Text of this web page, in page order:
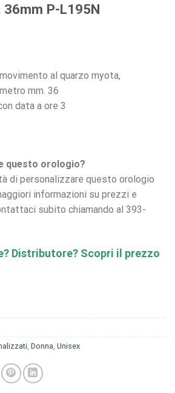
P-L195N
al quarzo myota,
mm. 36
data a ore 3
questo orologio?
di personalizzare questo orologio
informazioni su prezzi e
subito chiamando al 393-
Distributore? Scopri il prezzo
Donna Unisex